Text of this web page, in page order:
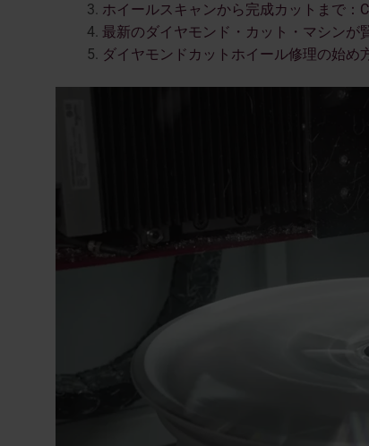
ホイールスキャンから完成カットまで：
最新のダイヤモンド・カット・マシンが
ダイヤモンドカットホイール修理の始め